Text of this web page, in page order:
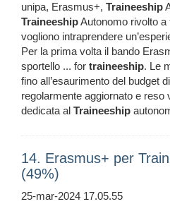
unipa, Erasmus+, Traineeship
TraineeshipAutonomo rivolto a
vogliono intraprendere
Per la prima volta il bando
sportello ... for traineeship. Le
fino all’esaurimento del budget
regolarmente aggiornato e reso
dedicata al Traineeship
14. Erasmus+ per
(49%)
25-mar-2024 17.05.55